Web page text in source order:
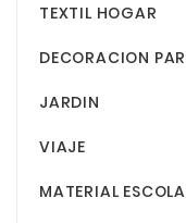
TEXTIL HOGAR
DECORACION
JARDIN
VIAJE
MATERIAL